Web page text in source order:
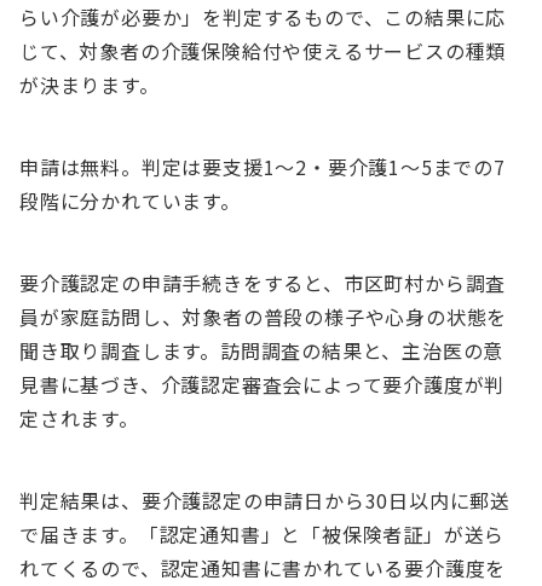
らい介護が必要か」を判定するもので、この結果に応
じて、対象者の介護保険給付や使えるサービスの種類
が決まります。
申請は無料。判定は要支援1〜2・要介護1～5までの7
段階に分かれています。
要介護認定の申請手続きをすると、市区町村から調査
員が家庭訪問し、対象者の普段の様子や心身の状態を
聞き取り調査します。訪問調査の結果と、主治医の意
見書に基づき、介護認定審査会によって要介護度が判
定されます。
判定結果は、要介護認定の申請日から30日以内に郵送
で届きます。「認定通知書」と「被保険者証」が送ら
れてくるので、認定通知書に書かれている要介護度を